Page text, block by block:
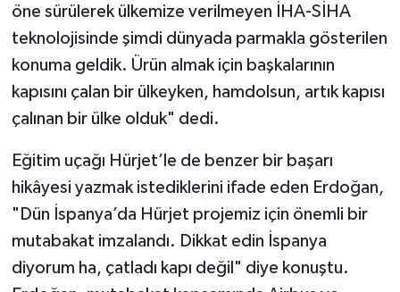
öne sürülerek ülkemize verilmeyen İHA-SİHA
teknolojisinde şimdi dünyada parmakla gösterilen
konuma geldik. Ürün almak için başkalarının
kapısını çalan bir ülkeyken, hamdolsun, artık kapısı
çalınan bir ülke olduk" dedi.
Eğitim uçağı Hürjet’le de benzer bir başarı
hikâyesi yazmak istediklerini ifade eden Erdoğan,
"Dün İspanya’da Hürjet projemiz için önemli bir
mutabakat imzalandı. Dikkat edin İspanya
diyorum ha, çatladı kapı değil" diye konuştu.